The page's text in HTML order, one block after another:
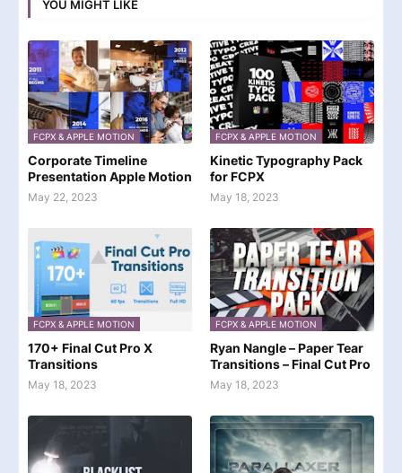
YOU MIGHT LIKE
FCPX & APPLE MOTION
Corporate Timeline
Presentation Apple Motion
May 22, 2023
FCPX & APPLE MOTION
Kinetic Typography Pack
for FCPX
May 18, 2023
FCPX & APPLE MOTION
170+ Final Cut Pro X
Transitions
May 18, 2023
FCPX & APPLE MOTION
Ryan Nangle – Paper Tear
Transitions – Final Cut Pro
May 18, 2023